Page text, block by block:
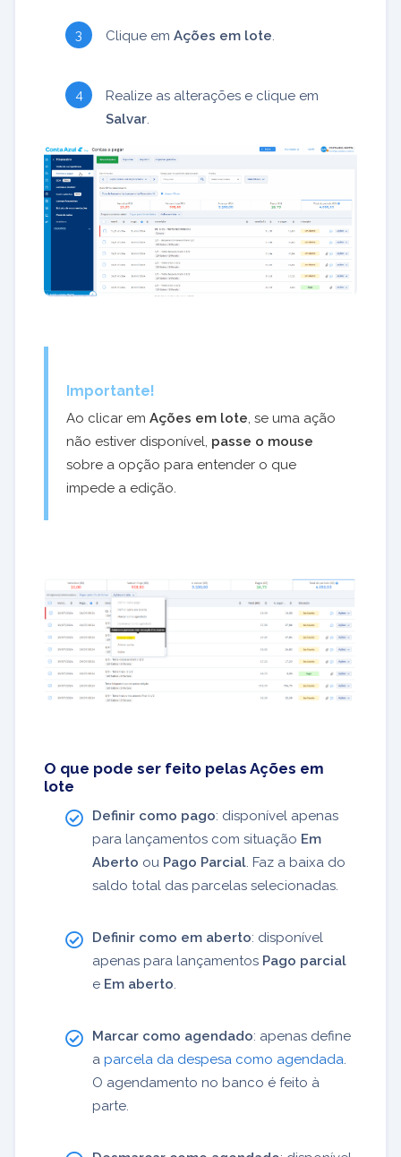
Clique em Ações em lote.
Realize as alterações e clique em
Salvar.
Importante!
Ao clicar em Ações em lote, se uma ação
não estiver disponível, passe o mouse
sobre a opção para entender o que
impede a edição.
O que pode ser feito pelas Ações em
lote
Definir como pago: disponível apenas
para lançamentos com situação Em
Aberto ou Pago Parcial . Faz a baixa do
saldo total das parcelas selecionadas.
Definir como em aberto: disponível
apenas para lançamentos Pago parcial
e Em aberto
Marcar como agendado: apenas define
a parcela da despesa como agendada
O agendamento no banco é feito à
parte.